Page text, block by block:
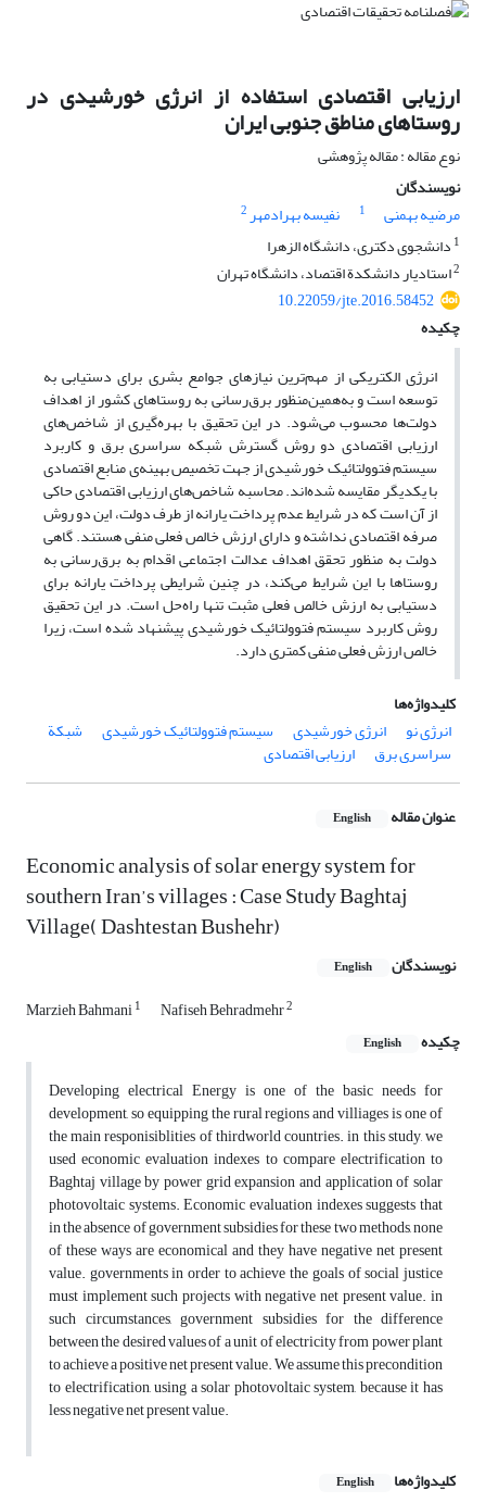
ارزیابی اقتصادی استفاده از انرژی خورشیدی در
روستاهای مناطق جنوبی ایران
نوع مقاله : مقاله پژوهشی
نویسندگان
مرضیه بهمنی
1 نفیسه بهرادمهر2
1 دانشجوی دکتری، دانشگاه الزهرا
2استادیار دانشکدة اقتصاد، دانشگاه تهران
10.22059/jte.2016.58452
چکیده
انرژی الکتریکی از مهم‌ترین نیازهای جوامع بشری برای دستیابی به
توسعه است و به‌همین‌منظور برق‌رسانی به روستاهای کشور از اهداف
دولت‌ها محسوب می‌شود. در این تحقیق با بهره‌گیری از شاخص‌های
ارزیابی اقتصادی دو روش گسترش شبکه سراسری برق و کاربرد
سیستم‌ فتوولتائیک خورشیدی از جهت تخصیص بهینه‌ی منابع اقتصادی
با یکدیگر مقایسه شده‌اند. محاسبه شاخص‌های ارزیابی اقتصادی حاکی
از آن است که در شرایط عدم پرداخت یارانه از طرف دولت، این دو روش
صرفه اقتصادی نداشته و دارای ارزش خالص فعلی منفی هستند. گاهی
دولت‌ به منظور تحقق اهداف عدالت اجتماعی اقدام به برق‌رسانی به
روستاها با این شرایط می‌کند، در چنین شرایطی پرداخت یارانه برای
دستیابی به ارزش خالص فعلی مثبت تنها راه‌حل است. در این تحقیق
روش کاربرد سیستم فتوولتائیک خورشیدی پیشنهاد شده است، زیرا
خالص ارزش فعلی منفی کمتری دارد.
کلیدواژه‌ها
انرژی نو
انرژی خورشیدی سیستم فتوولتائیک خورشیدی شبکة
سراسری برق ارزیابی اقتصادی
عنوان مقاله English
Economic analysis of solar energy system for
southern Iran’s villages : Case Study Baghtaj
Village( Dashtestan Bushehr)
نویسندگان English
Marzieh Bahmani1 Nafiseh Behradmehr2
چکیده English
Developing electrical Energy is one of the basic needs for
development, so equipping the rural regions and villiages is one of
the main responisiblities of thirdworld countries. in this study, we
used economic evaluation indexes to compare electrification to
Baghtaj village by power grid expansion and application of solar
photovoltaic systems. Economic evaluation indexes suggests that
in the absence of government subsidies for these two methods, none
of these ways are economical and they have negative net present
value. governments in order to achieve the goals of social justice
must implement such projects with negative net present value. in
such circumstances, government subsidies for the difference
between the desired values of a unit of electricity from power plant
to achieve a positive net present value. We assume this precondition
to electrification, using a solar photovoltaic system, because it has
less negative net present value.
کلیدواژه‌ها English